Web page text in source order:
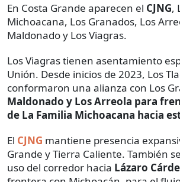
En Costa Grande aparecen el CJNG,
Michoacana, Los Granados, Los
Maldonado y Los Viagras.
Los Viagras tienen asentamiento
Unión. Desde inicios de 2023, Los
conformaron una alianza con Los
Maldonado y Los Arreola para
de La Familia Michoacana hacia
El CJNG mantiene presencia
Grande y Tierra Caliente. También
uso del corredor hacia Lázaro